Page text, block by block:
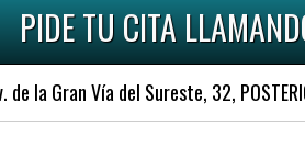
PIDE TU CITA
de la Gran Vía del Sureste, 32,